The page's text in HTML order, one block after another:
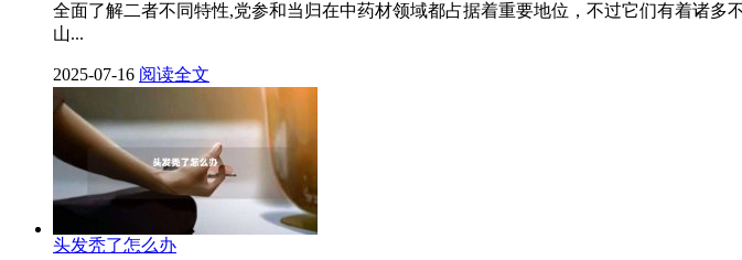
全面了解二者不同特性,党参和当归在中药材领域都占据着重要地位，不过它们有着诸
山...
2025-07-16 阅读全文
头发秃了怎么办